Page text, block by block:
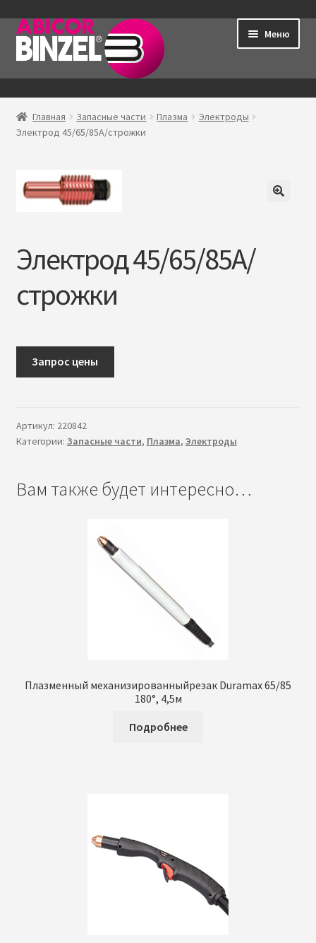
Перейти
навигации
Перейти
содержимому
Меню
Главная
Продукция
в
Контакты
Мой аккаунт
Главная Запасные части Плазма
Электроды
Электрод 45/65/85А/строжки
Электрод 45/65/85А/
строжки
Запрос цены
Артикул: 220842
Категории: Запасные части, Плазма, Электроды
Вам также будет интересно…
Плазменный механизированныйрезак Duramax 65/85
180°, 4,5м
Подробнее